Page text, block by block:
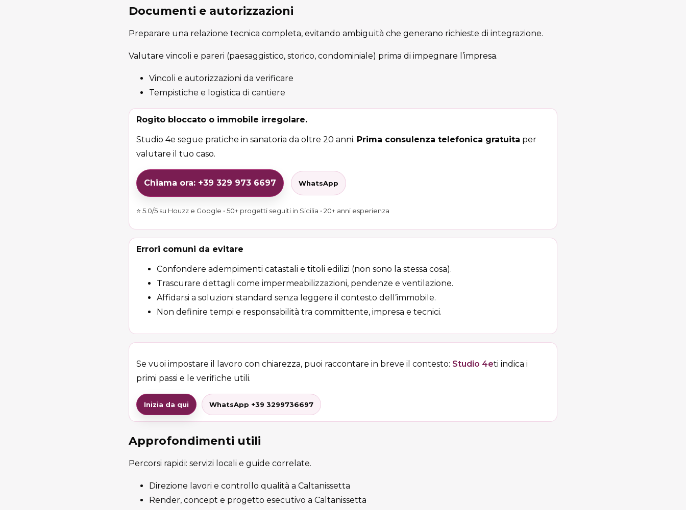
Documenti e autorizzazioni
Preparare una relazione tecnica completa, evitando ambiguità che generano richieste di integrazione.
Valutare vincoli e pareri (paesaggistico, storico, condominiale) prima di impegnare l’impresa.
Vincoli e autorizzazioni da verificare
Tempistiche e logistica di cantiere
Rogito bloccato o immobile irregolare.
Studio 4e segue pratiche in sanatoria da oltre 20 anni. Prima consulenza telefonica gratuita per
valutare il tuo caso.
Chiama ora: +39 329 973 6697 WhatsApp
⭐ 5.0/5 su Houzz e Google • 50+ progetti seguiti in Sicilia • 20+ anni esperienza
Errori comuni da evitare
Confondere adempimenti catastali e titoli edilizi (non sono la stessa cosa).
Trascurare dettagli come impermeabilizzazioni, pendenze e ventilazione.
Affidarsi a soluzioni standard senza leggere il contesto dell’immobile.
Non definire tempi e responsabilità tra committente, impresa e tecnici.
Se vuoi impostare il lavoro con chiarezza, puoi raccontare in breve il contesto: Studio 4eti indica i
primi passi e le verifiche utili.
Inizia da qui WhatsApp +39 3299736697
Approfondimenti utili
Percorsi rapidi: servizi locali e guide correlate.
Direzione lavori e controllo qualità a Caltanissetta
Render, concept e progetto esecutivo a Caltanissetta